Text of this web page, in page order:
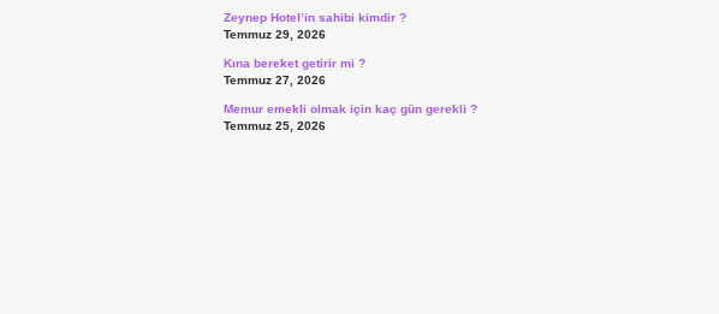
Zeynep Hotel’in sahibi kimdir ?
Temmuz 29, 2026
Kına bereket getirir mi ?
Temmuz 27, 2026
Memur emekli olmak için kaç gün gerekli ?
Temmuz 25, 2026